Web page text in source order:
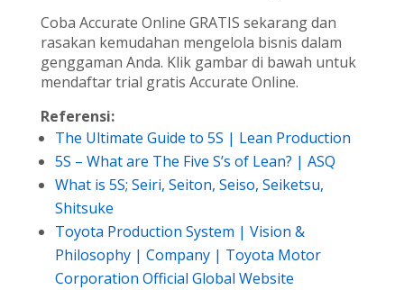
Coba Accurate Online GRATIS sekarang dan
rasakan kemudahan mengelola bisnis dalam
genggaman Anda. Klik gambar di bawah untuk
mendaftar trial gratis Accurate Online.
Referensi:
The Ultimate Guide to 5S | Lean Production
5S – What are The Five S’s of Lean? | ASQ
What is 5S; Seiri, Seiton, Seiso, Seiketsu,
Shitsuke
Toyota Production System | Vision &
Philosophy | Company | Toyota Motor
Corporation Official Global Website